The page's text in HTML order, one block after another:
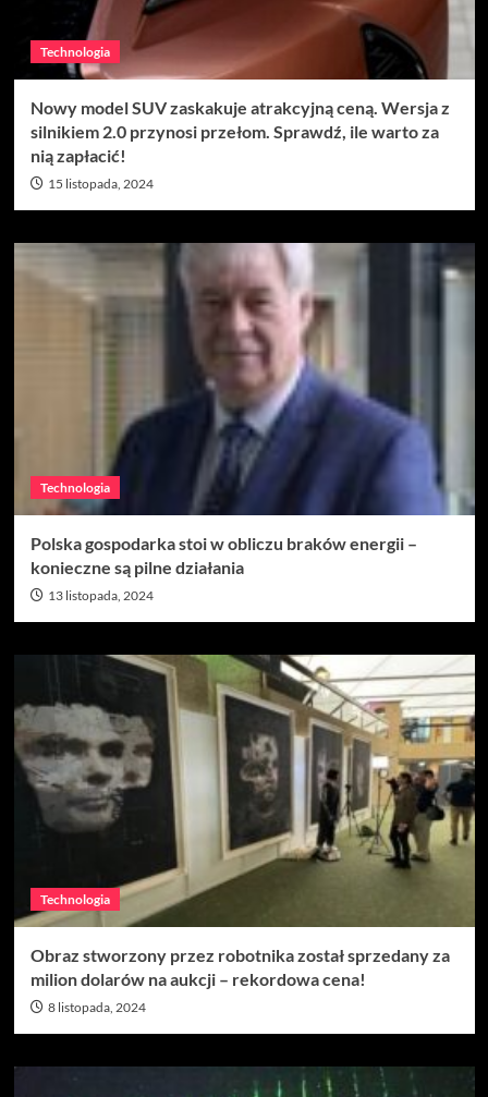
Technologia
Nowy model SUV zaskakuje atrakcyjną ceną. Wersja z
silnikiem 2.0 przynosi przełom. Sprawdź, ile warto za
nią zapłacić!
15 listopada, 2024
Technologia
Polska gospodarka stoi w obliczu braków energii –
konieczne są pilne działania
13 listopada, 2024
Technologia
Obraz stworzony przez robotnika został sprzedany za
milion dolarów na aukcji – rekordowa cena!
8 listopada, 2024